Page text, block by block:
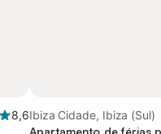
8,6Ibiza Cidade, Ibiza (Sul)
Apartamento de férias